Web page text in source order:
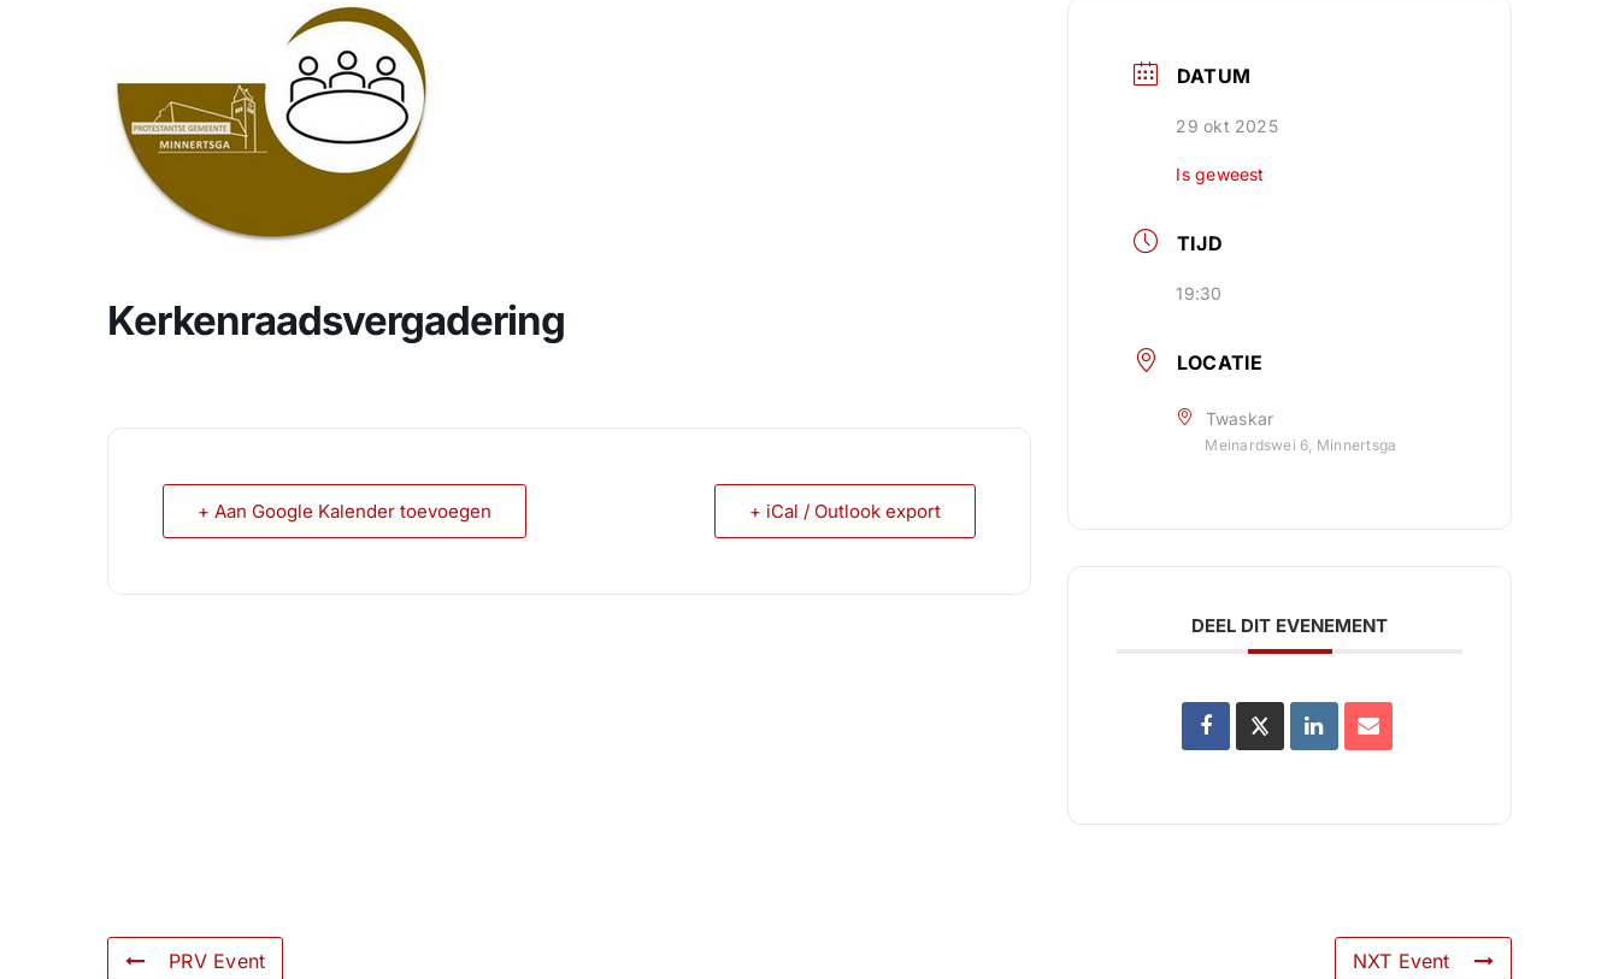
Kerkenraadsvergadering
+ Aan Google Kalender toevoegen + iCal / Outlook export
DATUM
29 okt 2025
Is geweest
TIJD
19:30
LOCATIE
Twaskar
Meinardswei 6, Minnertsga
DEEL DIT EVENEMENT
PRV Event NXT Event